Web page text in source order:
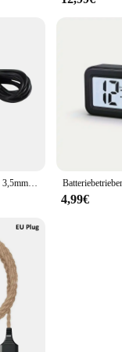
Mini Auto Audio Mikrofon 3,5mm Clip Jack Stecker Mic Stereo Profis Wired Externe Mikrofon Für Auto DVD Radio 3m Lange
4,99€